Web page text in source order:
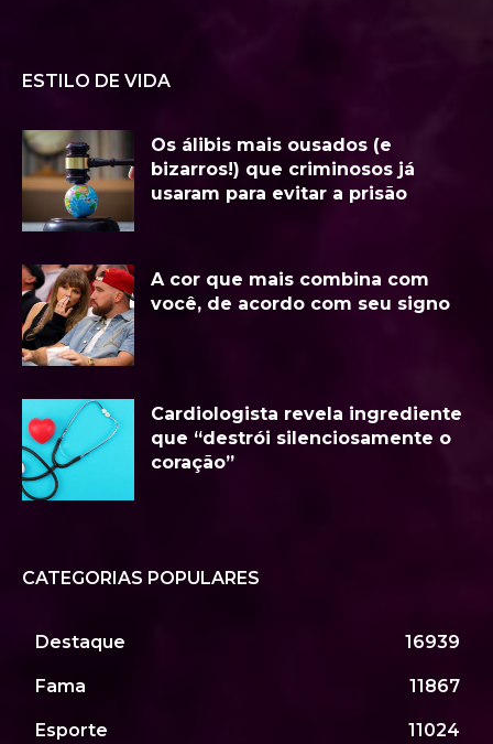
ESTILO DE VIDA
Os álibis mais ousados (e
bizarros!) que criminosos já
usaram para evitar a prisão
A cor que mais combina com
você, de acordo com seu signo
Cardiologista revela ingrediente
que “destrói silenciosamente o
coração”
CATEGORIAS POPULARES
Destaque 16939
Fama 11867
Esporte 11024